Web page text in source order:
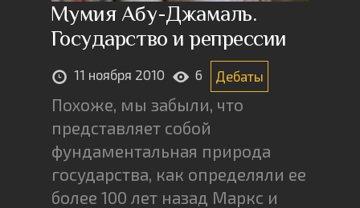
Мумия Абу-Джамаль.
Государство и репрессии
11 ноября 2010 6 Дебаты
Похоже, мы забыли, что
представляет собой
фундаментальная природа
государства, как определяли ее
более 100 лет назад Маркс и